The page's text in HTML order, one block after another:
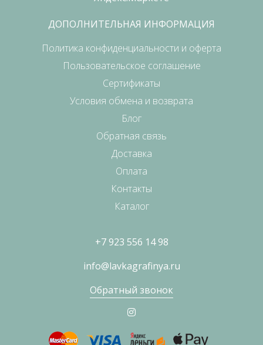
ДОПОЛНИТЕЛЬНАЯ ИНФОРМАЦИЯ
Политика конфиденциальности и оферта
Пользовательское соглашение
Сертификаты
Условия обмена и возврата
Блог
Обратная связь
Доставка
Оплата
Контакты
Каталог
+7 923 556 14 98
info@lavkagrafinya.ru
Обратный звонок